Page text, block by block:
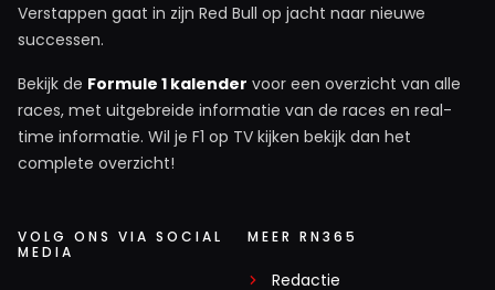
Verstappen gaat in zijn Red Bull op jacht naar nieuwe
successen.
Bekijk de Formule 1 kalender voor een overzicht van alle
races, met uitgebreide informatie van de races en real-
time informatie. Wil je F1 op TV kijken bekijk dan het
complete overzicht!
VOLG ONS VIA SOCIAL
MEDIA
MEER RN365
Redactie